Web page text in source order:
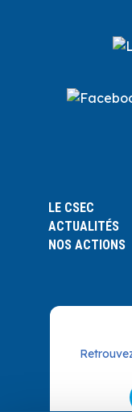
LE CSEC
ACTUALITÉS
NOS ACTIONS